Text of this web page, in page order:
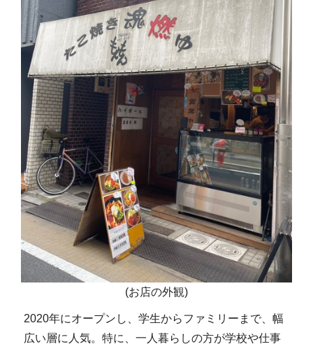
(お店の外観)
2020年にオープンし、学生からファミリーまで、幅
広い層に人気。特に、一人暮らしの方が学校や仕事